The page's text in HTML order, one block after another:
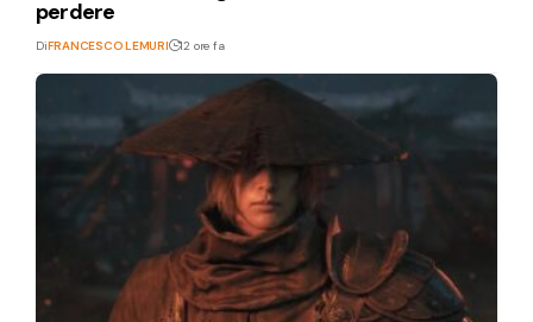
perdere
DiFRANCESCO LEMURI 12 ore fa